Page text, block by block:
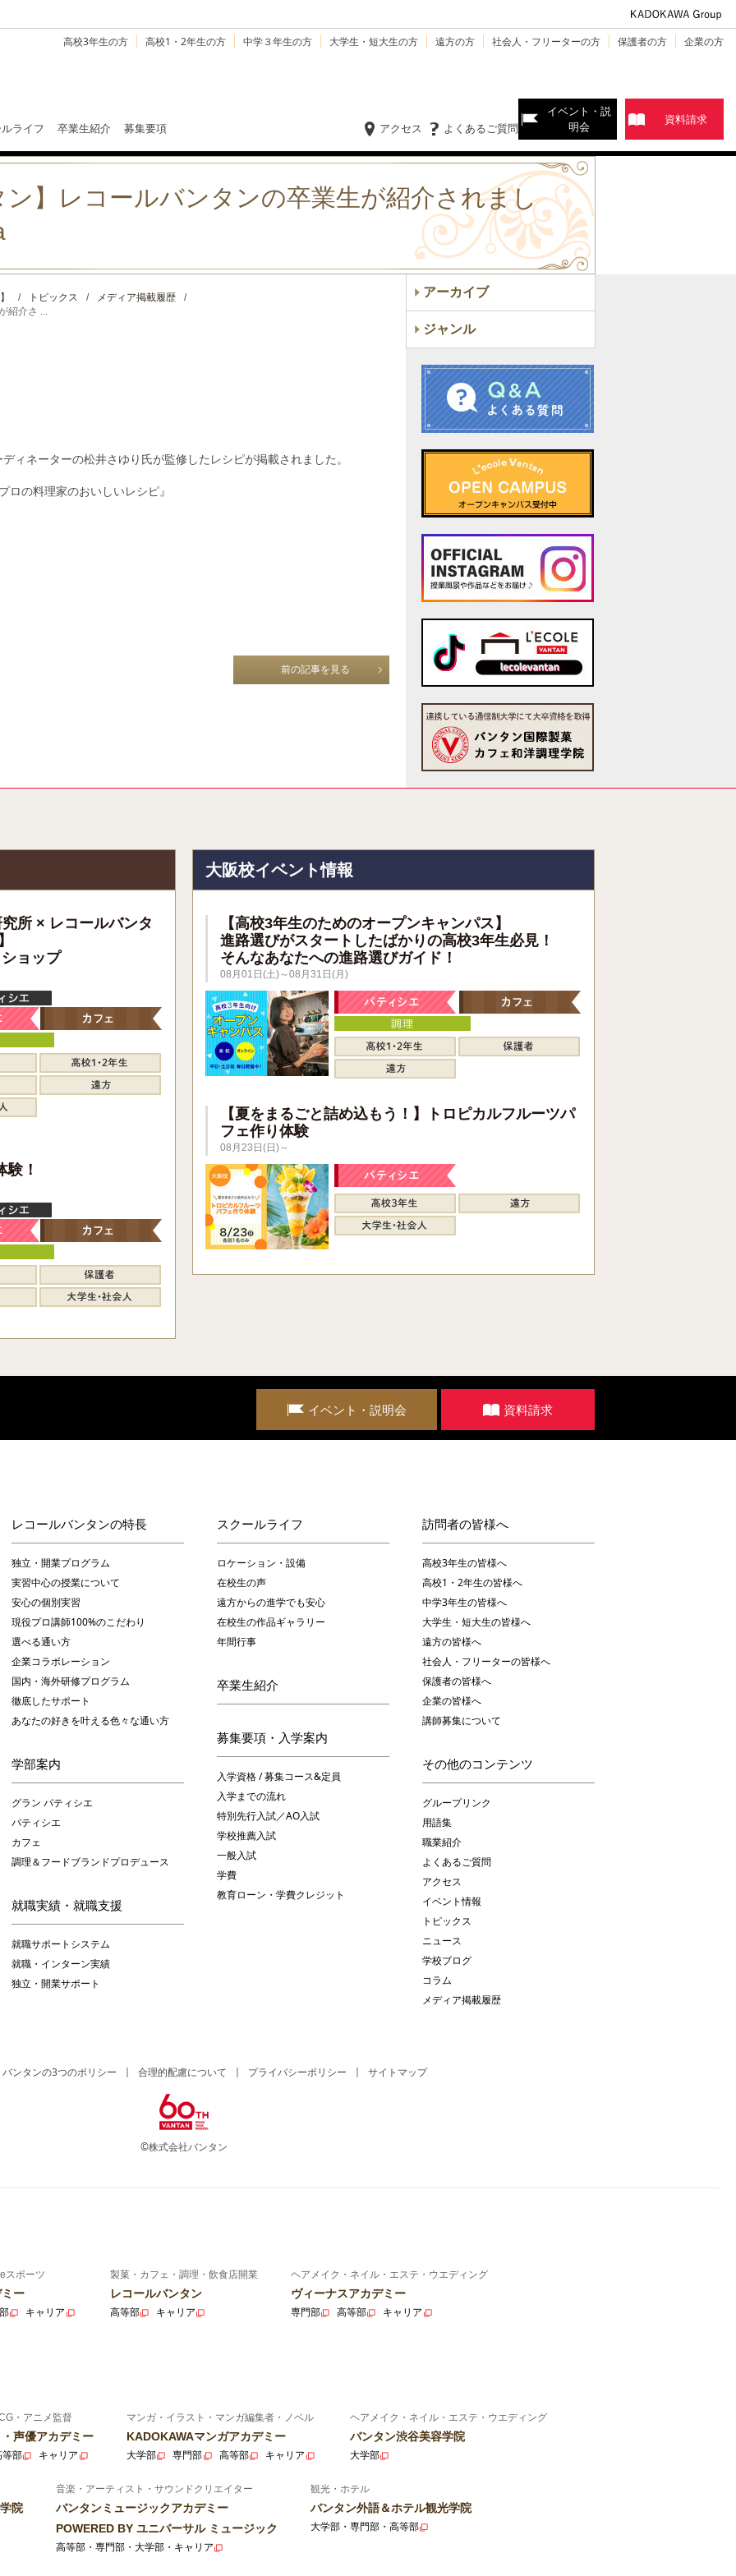
高校3年生の方 高校1・2年生の方 中学３年生の方 大学生・短大生の方 遠方の方 社会人・フリーターの方 保護者の方 企業の方
ライフ 卒業生紹介 募集要項 よくあるご質問
アクセス
イベント・説
明会
資料請求
】レコールバンタンの卒業生が紹介されまし
/ トピックス / メディア掲載履歴
/
紹介さ ...
ィネーターの松井さゆり氏が監修したレシピが掲載されました。
の料理家のおいしいレシピ』
前の記事を見る
アーカイブ
ジャンル
所 × レコールバンタ
ョップ
！
大阪校イベント情報
【高校3年生のためのオープンキャンパス】
進路選びがスタートしたばかりの高校3年生必見！
そんなあなたへの進路選びガイド！
08月01日(土)～08月31日(月)
【夏をまるごと詰め込もう！】トロピカルフルーツパ
フェ作り体験
08月23日(日)～
イベント・説明会 資料請求
レコールバンタンの特長
独立・開業プログラム
実習中心の授業について
安心の個別実習
現役プロ講師100%のこだわり
選べる通い方
企業コラボレーション
国内・海外研修プログラム
徹底したサポート
あなたの好きを叶える⾊々な通い⽅
学部案内
グラン パティシエ
パティシエ
カフェ
調理＆フードブランドプロデュース
就職実績・就職支援
就職サポートシステム
就職・インターン実績
独立・開業サポート
スクールライフ
ロケーション・設備
在校生の声
遠方からの進学でも安心
在校生の作品ギャラリー
年間行事
卒業生紹介
募集要項・入学案内
入学資格 / 募集コース&定員
入学までの流れ
特別先行入試／AO入試
学校推薦入試
一般入試
学費
教育ローン・学費クレジット
訪問者の皆様へ
高校3年生の皆様へ
高校1・2年生の皆様へ
中学3年生の皆様へ
大学生・短大生の皆様へ
遠方の皆様へ
社会人・フリーターの皆様へ
保護者の皆様へ
企業の皆様へ
講師募集について
その他のコンテンツ
グループリンク
用語集
職業紹介
よくあるご質問
アクセス
イベント情報
トピックス
ニュース
学校ブログ
コラム
メディア掲載履歴
バンタンの3つのポリシー 合理的配慮について プライバシーポリシー サイトマップ
©株式会社バンタン
スポーツ
ー
キャリア
製菓・カフェ・調理・飲食店開業
レコールバンタン
高等部 キャリア
ヘアメイク・ネイル・エステ・ウエディング
ヴィーナスアカデミー
専門部 高等部 キャリア
・アニメ監督
声優アカデミー
等部 キャリア
マンガ・イラスト・マンガ編集者・ノベル
KADOKAWAマンガアカデミー
大学部 専門部 高等部 キャリア
ヘアメイク・ネイル・エステ・ウエディング
バンタン渋谷美容学院
大学部
院
音楽・アーティスト・サウンドクリエイター
バンタンミュージックアカデミー
POWERED BY ユニバーサル ミュージック
高等部・専門部・大学部・キャリア
観光・ホテル
バンタン外語＆ホテル観光学院
大学部・専門部・高等部